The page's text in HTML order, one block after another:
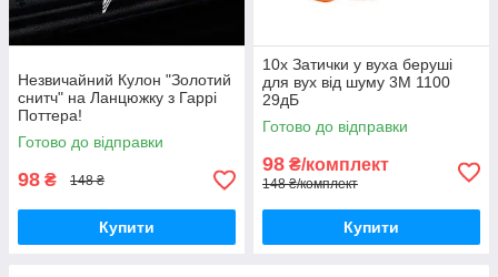
Незвичайний Кулон "Золотий
снитч" на Ланцюжку з Гаррі
Поттера!
Готово до відправки
98 ₴ 148 ₴
Купити
10x Затички у вуха беруші
для вух від шуму 3M 1100
29дБ
Готово до відправки
98 ₴/комплект
148 ₴/комплект
Купити